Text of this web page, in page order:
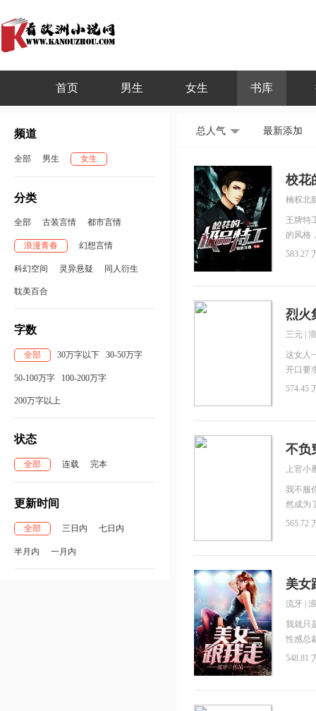
首页 男生 女生 书库
频道
全部 男生 女生
分类
全部 古装言情 都市言情
浪漫青春 幻想言情
科幻空间 灵异悬疑 同人衍生
耽美百合
字数
全部 30万字以下 30-50万字
50-100万字 100-200万字
200万字以上
状态
全部 连载 完本
更新时间
全部 三日内 七日内
半月内 一月内
总人气 最新添加
校花
楠权北
王牌特
的风格
帮死宅
倒全靠
583.27
烈火
三元
这女人
开口要
她知道
574.45
不负
上官小
我不服
然成为
菜花去
出半步
565.72
美女
流牙
我就只
性感总
特、冷
548.81